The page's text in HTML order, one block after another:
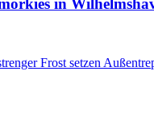
in
Frost setzen